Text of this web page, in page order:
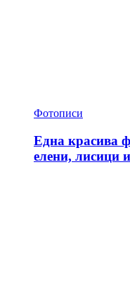
Фотописи
Една красива
елени, лисици